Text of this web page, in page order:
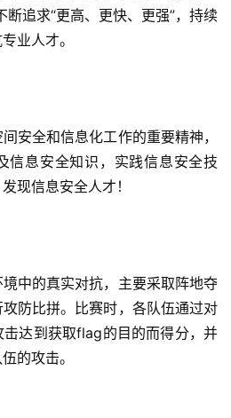
追求“更高、更快、更强”，持续
业人才。
安全和信息化工作的重要精神，
信息安全知识，实践信息安全技
现信息安全人才！
中的真实对抗，主要采取阵地夺
防比拼。比赛时，各队伍通过对
达到获取flag的目的而得分，并
的攻击。